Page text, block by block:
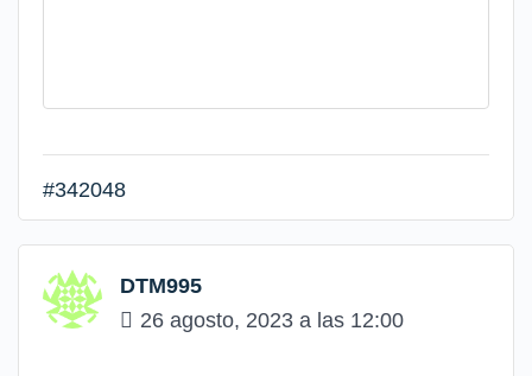
#342048
DTM995
26 agosto, 2023 a las 12:00